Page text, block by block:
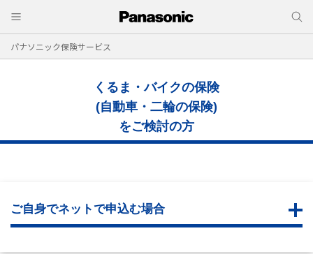
パナソニック保険サービス
くるま・バイクの保険
(自動車・二輪の保険)
をご検討の方
ご自身でネットで申込む場合